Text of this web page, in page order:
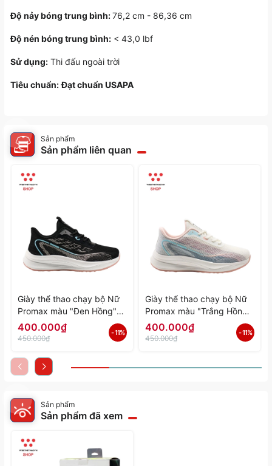
Độ nảy bóng trung bình:76,2 cm - 86,36 cm
Độ nén bóng trung bình: < 43,0 lbf
Sử dụng: Thi đấu ngoài trời
Tiêu chuẩn: Đạt chuẩn USAPA
Sản phẩm
Sản phẩm liên quan
Giày thể thao chạy bộ Nữ
Promax màu "Đen Hồng"
PR-2206-06 - Hàng Chính
Hãng
400.000₫
450.000₫
- 11%
Giày thể thao chạy bộ Nữ
Promax màu "Trắng Hồng"
PR-2206-05 - Hàng Chính
Hãng
400.000₫
450.000₫
- 11%
Sản phẩm
Sản phẩm đã xem